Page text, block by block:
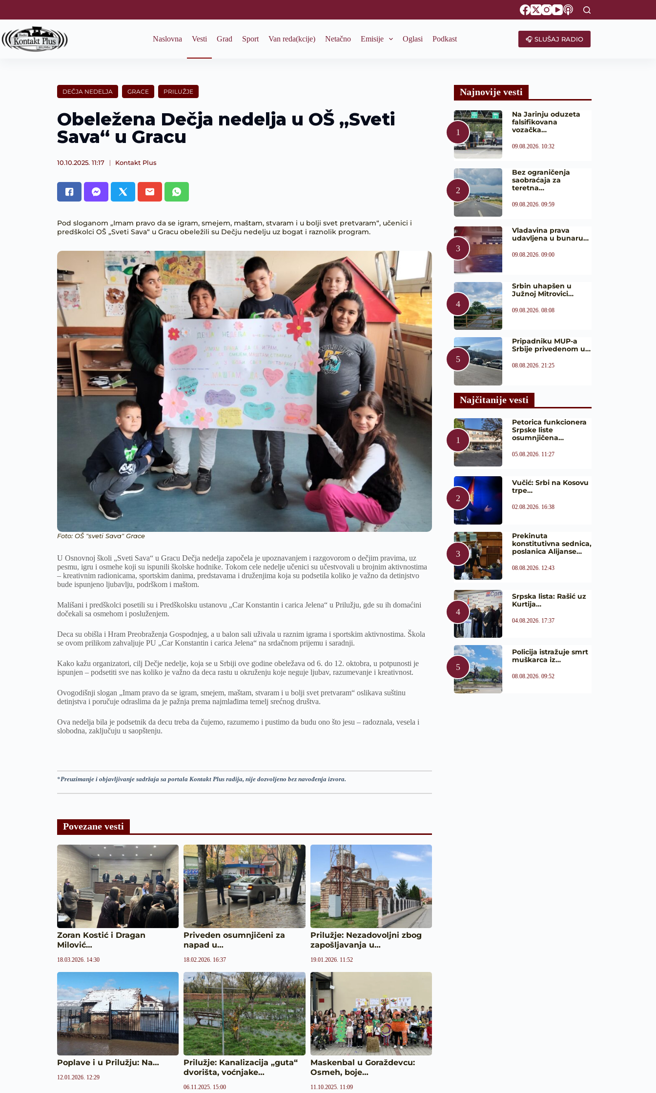
k
p
t
Naslovna Vesti Grad Sport Van reda(kcije) Netačno Emisije Oglasi Podkast 🎧 SLUŠAJ RADIO
DEČJA NEDELJA GRACE PRILUŽJE
Obeležena Dečja nedelja u OŠ „Sveti
Sava“ u Gracu
10.10.2025. 11:17 Kontakt Plus
Pod sloganom „Imam pravo da se igram, smejem, maštam, stvaram i u bolji svet pretvaram“, učenici i
predškolci OŠ „Sveti Sava“ u Gracu obeležili su Dečju nedelju uz bogat i raznolik program.
Foto: OŠ "sveti Sava" Grace
U Osnovnoj školi „Sveti Sava“ u Gracu Dečja nedelja započela je upoznavanjem i razgovorom o dečjim pravima, uz
pesmu, igru i osmehe koji su ispunili školske hodnike. Tokom cele nedelje učenici su učestvovali u brojnim aktivnostima
– kreativnim radionicama, sportskim danima, predstavama i druženjima koja su podsetila koliko je važno da detinjstvo
bude ispunjeno ljubavlju, podrškom i maštom.
Mališani i predškolci posetili su i Predškolsku ustanovu „Car Konstantin i carica Jelena“ u Prilužju, gde su ih domaćini
dočekali sa osmehom i posluženjem.
Deca su obišla i Hram Preobraženja Gospodnjeg, a u balon sali uživala u raznim igrama i sportskim aktivnostima. Škola
se ovom prilikom zahvaljuje PU „Car Konstantin i carica Jelena“ na srdačnom prijemu i saradnji.
Kako kažu organizatori, cilj Dečje nedelje, koja se u Srbiji ove godine obeležava od 6. do 12. oktobra, u potpunosti je
ispunjen – podsetiti sve nas koliko je važno da deca rastu u okruženju koje neguje ljubav, razumevanje i kreativnost.
Ovogodišnji slogan „Imam pravo da se igram, smejem, maštam, stvaram i u bolji svet pretvaram“ oslikava suštinu
detinjstva i poručuje odraslima da je pažnja prema najmlađima temelj srećnog društva.
Ova nedelja bila je podsetnik da decu treba da čujemo, razumemo i pustimo da budu ono što jesu – radoznala, vesela i
slobodna, zaključuju u saopštenju.
*Preuzimanje i objavljivanje sadržaja sa portala Kontakt Plus radija, nije dozvoljeno bez navođenja izvora.
Povezane vesti
Zoran Kostić i Dragan
Milović…
18.03.2026. 14:30
Priveden osumnjičeni za
napad u…
18.02.2026. 16:37
Prilužje: Nezadovoljni zbog
zapošljavanja u…
19.01.2026. 11:52
Poplave i u Prilužju: Na…
12.01.2026. 12:29
Prilužje: Kanalizacija „guta“
dvorišta, voćnjake…
06.11.2025. 15:00
Maskenbal u Goraždevcu:
Osmeh, boje…
11.10.2025. 11:09
Najnovije vesti
Na Jarinju oduzeta
falsifikovana
vozačka…
09.08.2026. 10:32
Bez ograničenja
saobraćaja za
teretna…
09.08.2026. 09:59
Vladavina prava
udavljena u bunaru…
09.08.2026. 09:00
Srbin uhapšen u
Južnoj Mitrovici…
09.08.2026. 08:08
Pripadniku MUP-a
Srbije privedenom u…
08.08.2026. 21:25
Najčitanije vesti
Petorica funkcionera
Srpske liste
osumnjičena…
05.08.2026. 11:27
Vučić: Srbi na Kosovu
trpe…
02.08.2026. 16:38
Prekinuta
konstitutivna sednica,
poslanica Alijanse…
08.08.2026. 12:43
Srpska lista: Rašić uz
Kurtija…
04.08.2026. 17:37
Policija istražuje smrt
muškarca iz…
08.08.2026. 09:52